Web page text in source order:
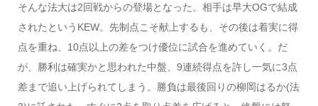
そんな法大は2回戦からの登場となった。相手は早大OGで結成
されたというKEW。先制点こそ献上するも、その後は着実に得
点を重ね、10点以上の差をつけ優位に試合を進めていく。だ
が、勝利は確実かと思われた中盤、9連続得点を許し一気に3点
差まで追い上げられてしまう。勝負は最後回りの柳岡はるか(法